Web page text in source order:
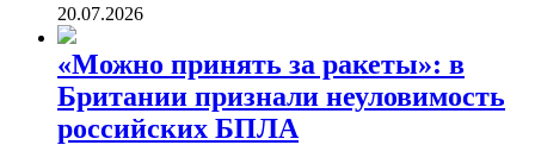
20.07.2026
«Можно принять за ракеты»: в
Британии признали неуловимость
российских БПЛА